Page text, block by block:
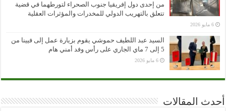
من إحدى دول إفريقيا جنوب الصحراء لتورطهما في قضية
تتعلق بالتهريب الدولي للمخدرات والمؤثرات العقلية
6 مايو 2026
السيد عبد اللطيف حموشي يقوم بزيارة عمل إلى فيينا من
5 إلى 7 ماي الجاري على رأس وفد أمني هام
6 مايو 2026
أحدث المقالات